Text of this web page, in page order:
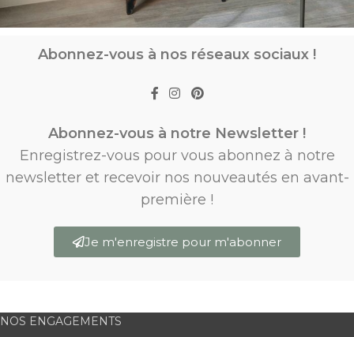
Abonnez-vous à nos réseaux sociaux !
Abonnez-vous à notre Newsletter !
Enregistrez-vous pour vous abonnez à notre
newsletter et recevoir nos nouveautés en avant-
première !
Je m'enregistre pour m'abonner
NOS ENGAGEMENTS